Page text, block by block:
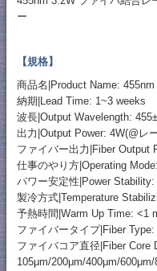
ー
【規格】
商品名|Product Name:
納期|Lead Time: 1~3 weeks
波長|Output Wavelength:
出力|Output Power: 4W(@レ
ファイバー出力|Fiber Output
仕事のやり方|Operating
パワー安定性|Power
製冷方式|Temperature
予熱時間|Warm Up Time: <1
ファイバータイプ|Fiber
ファイバコア直径|Fiber Core
105μm/200μm/400μm/